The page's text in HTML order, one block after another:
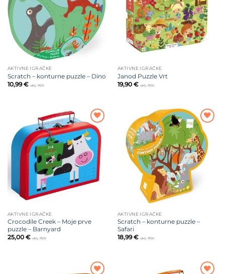
AKTIVNE IGRAČKE
Scratch – konturne puzzle – Dino
10,99€ uklj. PDV
AKTIVNE IGRAČKE
Janod Puzzle Vrt
19,90 € uklj. PDV
Dodajte
na listu
želja
AKTIVNE IGRAČKE
Crocodile Creek – Moje prve
puzzle – Barnyard
25,00 € uklj. PDV
Dodajte
na listu
želja
AKTIVNE IGRAČKE
Scratch – konturne puzzle –
Safari
18,99€ uklj. PDV